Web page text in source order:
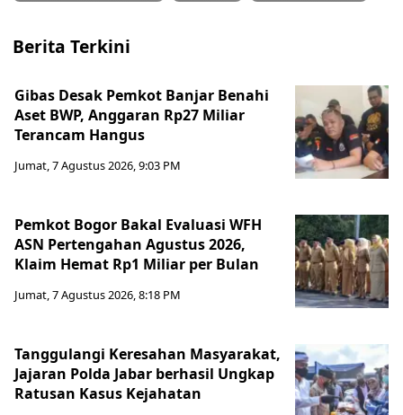
Berita Terkini
Gibas Desak Pemkot Banjar Benahi
Aset BWP, Anggaran Rp27 Miliar
Terancam Hangus
Jumat, 7 Agustus 2026, 9:03 PM
Pemkot Bogor Bakal Evaluasi WFH
ASN Pertengahan Agustus 2026,
Klaim Hemat Rp1 Miliar per Bulan
Jumat, 7 Agustus 2026, 8:18 PM
Tanggulangi Keresahan Masyarakat,
Jajaran Polda Jabar berhasil Ungkap
Ratusan Kasus Kejahatan